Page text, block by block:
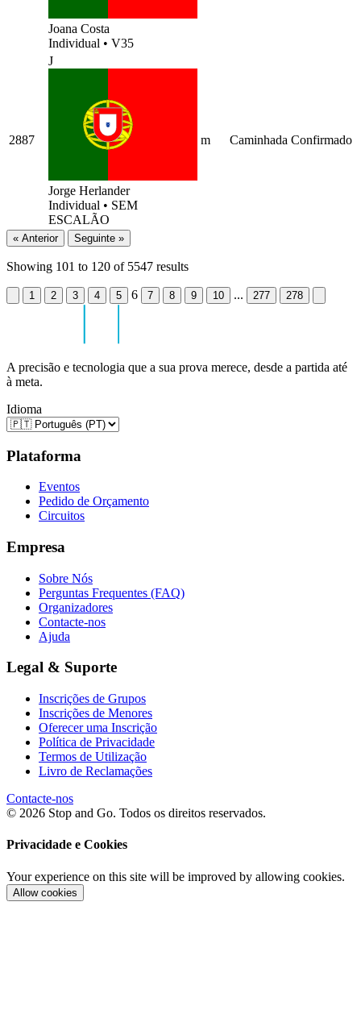
Joana Costa
Individual • V35
2887
J
Jorge Herlander
Individual • SEM
ESCALÃO
m Caminhada Confirmado
« Anterior Seguinte »
Showing 101 to 120 of 5547 results
1 2 3 4 5 6 7 8 9 10 ... 277 278
A precisão e tecnologia que a sua prova merece, desde a partida até
à meta.
Idioma
Plataforma
Eventos
Pedido de Orçamento
Circuitos
Empresa
Sobre Nós
Perguntas Frequentes (FAQ)
Organizadores
Contacte-nos
Ajuda
Legal & Suporte
Inscrições de Grupos
Inscrições de Menores
Oferecer uma Inscrição
Política de Privacidade
Termos de Utilização
Livro de Reclamações
Contacte-nos
© 2026 Stop and Go. Todos os direitos reservados.
Privacidade e Cookies
Your experience on this site will be improved by allowing cookies.
Allow cookies